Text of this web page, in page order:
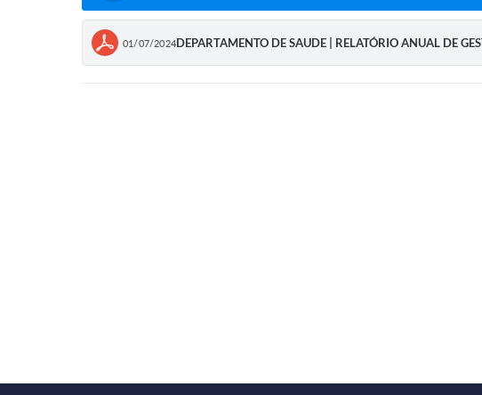
01/07/2024DEPARTAMENTO DE SAUDE | RELATÓRIO ANUAL DE